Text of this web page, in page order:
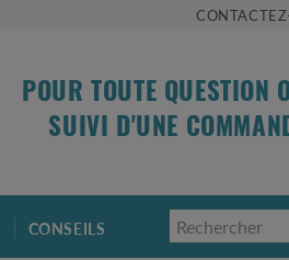
POUR TOUTE QUESTION
SUIVI D'UNE
CONSEILS